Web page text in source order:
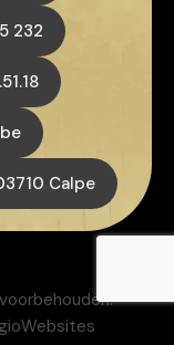
232
Calpe